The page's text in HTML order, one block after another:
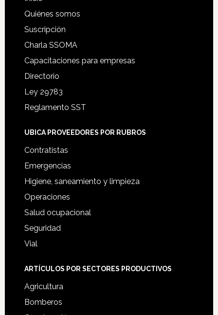
Quiénes somos
Suscripción
Charla SSOMA
Capacitaciones para empresas
Directorio
Ley 29783
Reglamento SST
UBICA PROVEEDORES POR RUBROS
Contratistas
Emergencias
Higiene, saneamiento y limpieza
Operaciones
Salud ocupacional
Seguridad
Vial
ARTÍCULOS POR SECTORES PRODUCTIVOS
Agricultura
Bomberos